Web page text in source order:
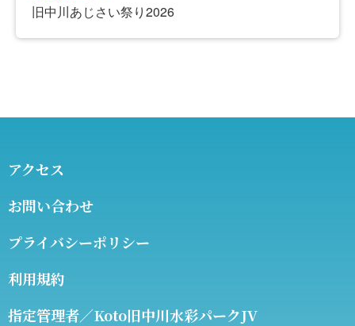
旧中川あじさい祭り2026
アクセス
お問い合わせ
プライバシーポリシー
利用規約
指定管理者／Koto旧中川水彩パークJV